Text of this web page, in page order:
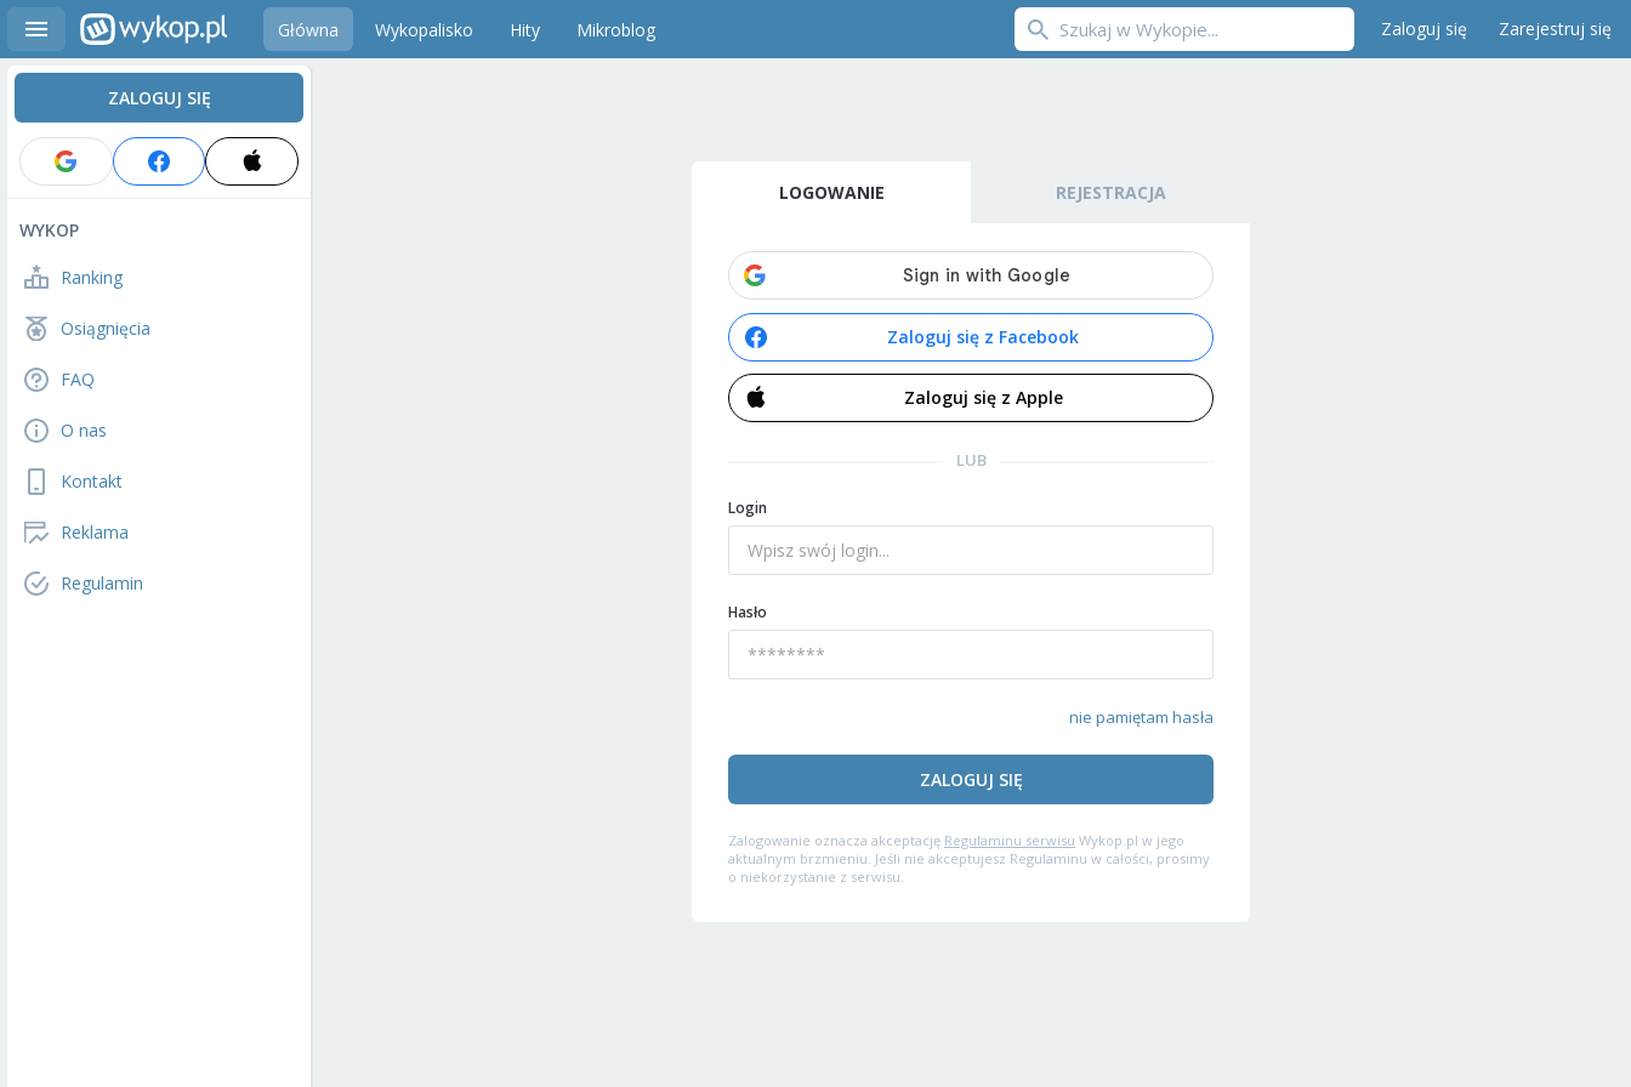
Główna Wykopalisko Hity Mikroblog Zaloguj się Zarejestruj się
ZALOGUJ SIĘ
WYKOP
Ranking
Osiągnięcia
FAQ
O nas
Kontakt
Reklama
Regulamin
LOGOWANIE REJESTRACJA
Zaloguj się z Facebook
Zaloguj się z Apple
LUB
Login
Hasło
nie pamiętam hasła
ZALOGUJ SIĘ
Zalogowanie oznacza akceptację Regulaminu serwisu Wykop.pl w jego
aktualnym brzmieniu. Jeśli nie akceptujesz Regulaminu w całości, prosimy
o niekorzystanie z serwisu.